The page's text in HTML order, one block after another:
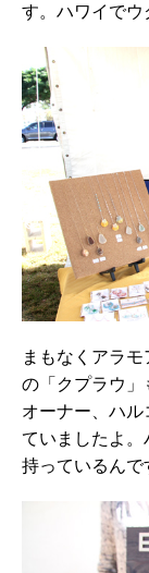
す。ハワイでウ
まもなくアラ
の「クプラウ」
オーナー、ハ
ていましたよ
持っているんで